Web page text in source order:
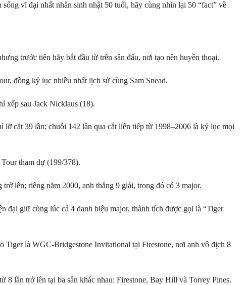
vĩ đại nhất nhân sinh nhật 50 tuổi, hãy cùng nhìn lại 50 “fact” về
trước tiên hãy bắt đầu từ trên sân đấu, nơi tạo nên huyền thoại.
đồng kỷ lục nhiều nhất lịch sử cùng Sam Snead.
xếp sau Jack Nicklaus (18).
lỡ cắt 39 lần; chuỗi 142 lần qua cắt liên tiếp từ 1998–2006 là kỷ lục mọi
tham dự (199/378).
lên; riêng năm 2000, anh thắng 9 giải, trong đó có 3 major.
đại giữ cùng lúc cả 4 danh hiệu major, thành tích được gọi là “Tiger
Tiger là WGC-Bridgestone Invitational tại Firestone, nơi anh vô địch 8
8 lần trở lên tại ba sân khác nhau: Firestone, Bay Hill và Torrey Pines.